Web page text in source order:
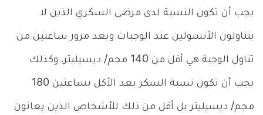
يجب أن تكون النسبة لدى مرضى السكري الذين لا
يتناولون الأنسولين عند الوجبات وبعد مرور ساعتين من
تناول الوجبة هي أقل من 140 مجم/ ديسيليتر، وكذلك
يجب أن تكون نسبة السكر بعد الأكل بساعتين 180
مجم/ ديسيليتر بل أقل من ذلك للأشخاص الذين يعانون